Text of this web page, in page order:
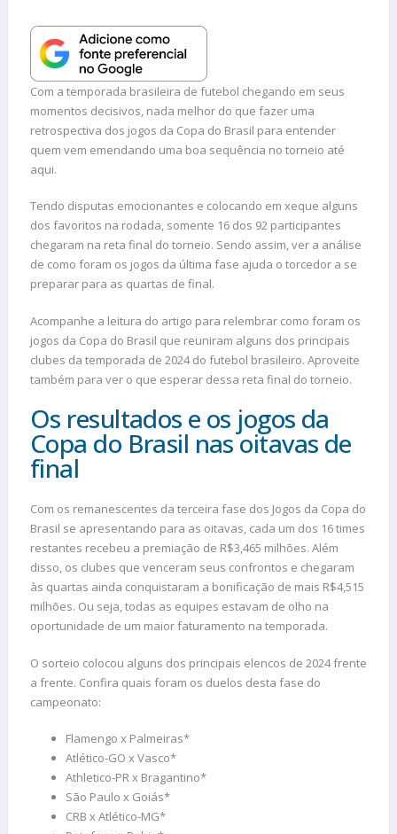
Com a temporada brasileira de futebol chegando em seus
momentos decisivos, nada melhor do que fazer uma
retrospectiva dos jogos da Copa do Brasil para entender
quem vem emendando uma boa sequência no torneio até
aqui.
Tendo disputas emocionantes e colocando em xeque alguns
dos favoritos na rodada, somente 16 dos 92 participantes
chegaram na reta final do torneio. Sendo assim, ver a análise
de como foram os jogos da última fase ajuda o torcedor a se
preparar para as quartas de final.
Acompanhe a leitura do artigo para relembrar como foram os
jogos da Copa do Brasil que reuniram alguns dos principais
clubes da temporada de 2024 do futebol brasileiro. Aproveite
também para ver o que esperar dessa reta final do torneio.
Os resultados e os jogos da
Copa do Brasil nas oitavas de
final
Com os remanescentes da terceira fase dos Jogos da Copa do
Brasil se apresentando para as oitavas, cada um dos 16 times
restantes recebeu a premiação de R$3,465 milhões. Além
disso, os clubes que venceram seus confrontos e chegaram
às quartas ainda conquistaram a bonificação de mais R$4,515
milhões. Ou seja, todas as equipes estavam de olho na
oportunidade de um maior faturamento na temporada.
O sorteio colocou alguns dos principais elencos de 2024 frente
a frente. Confira quais foram os duelos desta fase do
campeonato:
Flamengo x Palmeiras*
Atlético-GO x Vasco*
Athletico-PR x Bragantino*
São Paulo x Goiás*
CRB x Atlético-MG*